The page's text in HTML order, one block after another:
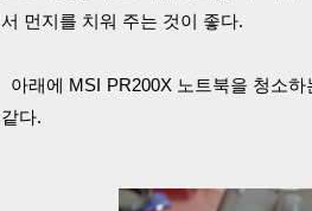
서 먼지를 치워 주는 것이 좋다.
아래에 MSI PR200X 노트북을 청소
같다.